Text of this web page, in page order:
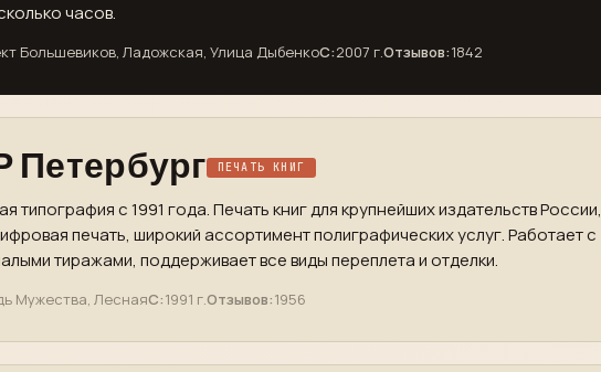
часов.
Большевиков, Ладожская, Улица ДыбенкоС:2007 г.Отзывов:1842
Петербург ПЕЧАТЬ КНИГ
типография с 1991 года. Печать книг для крупнейших издательств России,
печать, широкий ассортимент полиграфических услуг. Работает с
тиражами, поддерживает все виды переплета и отделки.
Мужества, ЛеснаяС:1991 г.Отзывов:1956